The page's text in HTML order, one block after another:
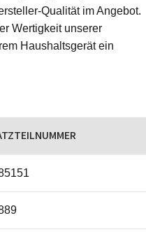
Qualität im Angebot.
Wertigkeit unserer
Haushaltsgerät ein